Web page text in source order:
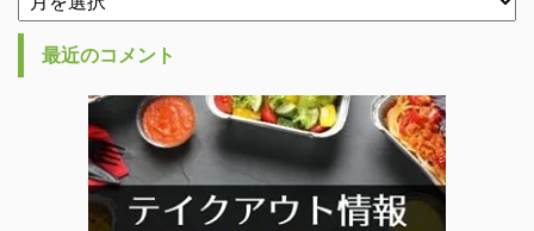
最近のコメント